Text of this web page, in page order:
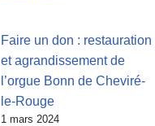
Faire un don : restauration
et agrandissement de
l’orgue Bonn de Cheviré-
le-Rouge
1 mars 2024